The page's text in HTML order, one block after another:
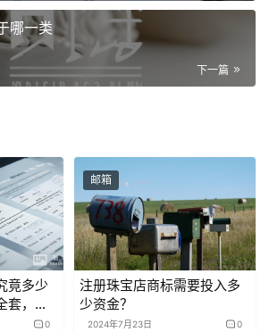
哪一类
下一篇
竟多少
套，费
商标全0
邮箱
注册珠宝店商标需要投入多
少资金？
2024年7月23日 0